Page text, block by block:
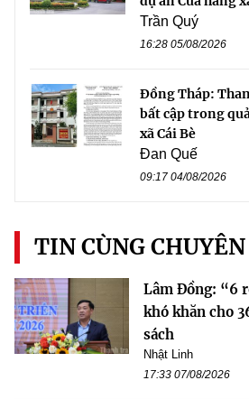
Trần Quý
16:28 05/08/2026
Đồng Tháp:
bất cập trong
xã Cái Bè
Đan Quế
09:17 04/08/2026
TIN CÙNG
Lâm Đồng: “6
khó khăn cho
sách
Nhật Linh
17:33 07/08/2026